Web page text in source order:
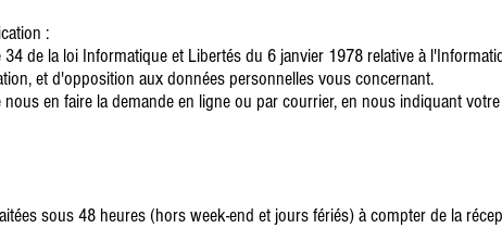
:
34 de la loi Informatique et Libertés du 6 janvier 1978 relative à
et d'opposition aux données personnelles vous concernant.
nous en faire la demande en ligne ou par courrier, en nous indiquant
sous 48 heures (hors week-end et jours fériés) à compter de la